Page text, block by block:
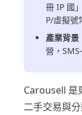
冊 IP 國
P/虛擬號
產業背景
營，
Carousell 是
二手交易與